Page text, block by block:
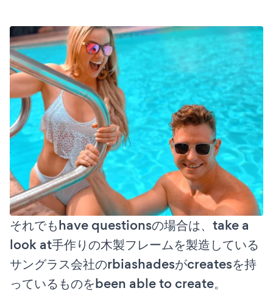
それでもhave questionsの場合は、take a
look at手作りの木製フレームを製造している
サングラス会社のrbiashadesがcreatesを持
っているものをbeen able to create。